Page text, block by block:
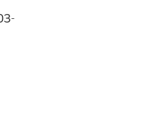
ォームでは、従業員から次の詳細を取
送する特定のオフィスの場所または部
の数量 (例: 10 帳簿、20 本の青いペ